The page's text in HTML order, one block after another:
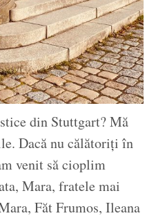
din Stuttgart? Mă
Dacă nu călătoriți în
venit să cioplim
Mara, fratele mai
Făt Frumos, Ileana